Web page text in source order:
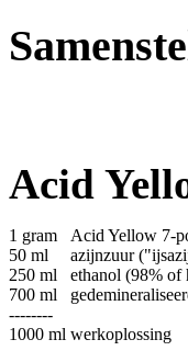
Acid
1 gram
Acid Yellow 7-
50 ml
azijnzuur
250 ml
ethanol (98% of
700 ml
--------
1000 ml werkoplossing